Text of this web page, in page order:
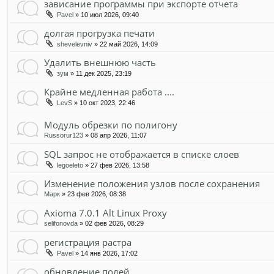
зависание программы при экспорте отчета
Pavel » 10 июл 2026, 09:40
долгая прогрузка печати
shevelevniv » 22 май 2026, 14:09
Удалить внешнюю часть
зум » 11 дек 2025, 23:19
Крайне медленная работа ....
LevS » 10 окт 2023, 22:46
Модуль обрезки по полигону
Russorur123 » 08 апр 2026, 11:07
SQL запрос не отображается в списке слоев
legoeleto » 27 фев 2026, 13:58
Изменение положения узлов после сохранения
Марк » 23 фев 2026, 08:38
Axioma 7.0.1 Alt Linux Proxy
selifonovda » 02 фев 2026, 08:29
регистрация растра
Pavel » 14 янв 2026, 17:02